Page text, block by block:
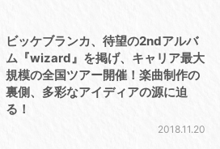
ビッケブランカ、待望の2ndアルバ
ム『wizard』を掲げ、キャリア最大
規模の全国ツアー開催！楽曲制作の
裏側、多彩なアイディアの源に迫
る！
2018.11.20